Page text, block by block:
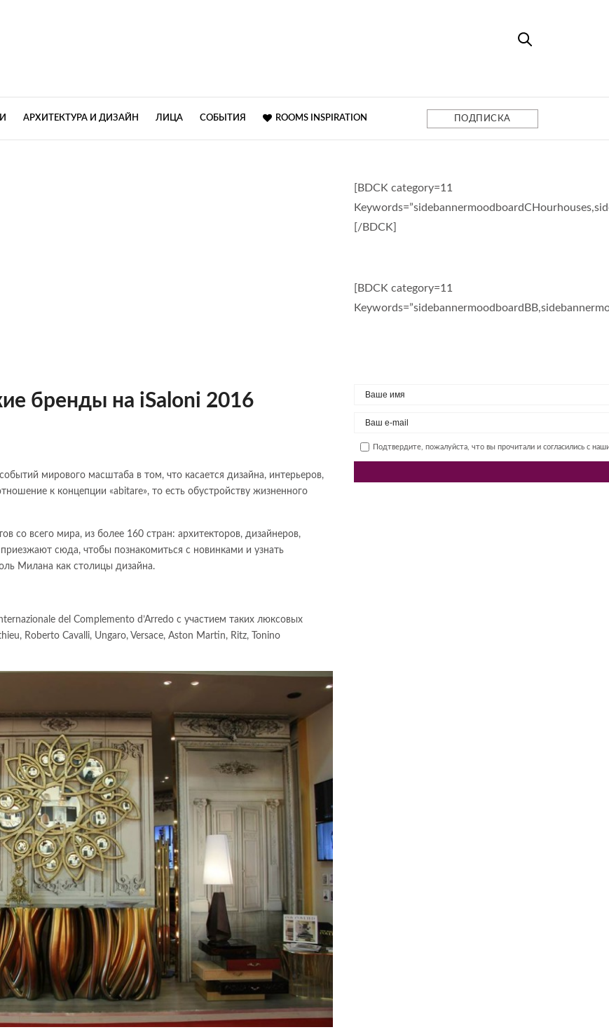
АРХИТЕКТУРА И ДИЗАЙН ЛИЦА СОБЫТИЯ ROOMS INSPIRATION ПОДПИСКА
бренды на iSaloni 2016
мирового масштаба в том, что касается дизайна, интерьеров,
к концепции «abitare», то есть обустройству жизненного
со всего мира, из более 160 стран: архитекторов, дизайнеров,
сюда, чтобы познакомиться с новинками и узнать
Милана как столицы дизайна.
del Complemento d’Arredo с участием таких люксовых
Roberto Cavalli, Ungaro, Versace, Aston Martin, Ritz, Tonino
[BDCK category=11
[/BDCK]
[BDCK category=11
Подтвердите, пожалуйста, что вы прочитали и согласились с